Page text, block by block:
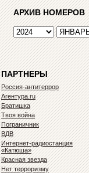
АРХИВ НОМЕРОВ
ПАРТНЕРЫ
Россия-антитеррор
Агентура.ru
Братишка
Твоя война
Пограничник
ВДВ
Интернет-радиостанция
«Катюша»
Красная звезда
Нет терроризму